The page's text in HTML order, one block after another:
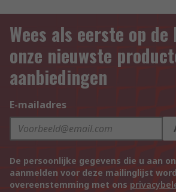
Wees als eerste op
onze nieuwste
aanbiedingen
E-mailadres
De persoonlijke gegevens die u aan
aanmelden voor deze mailinglijst
overeenstemming met ons